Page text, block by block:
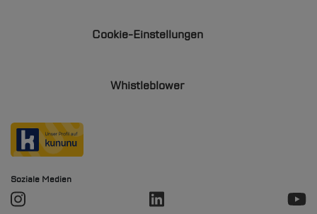
Cookie-Einstellungen
Whistleblower
Soziale Medien
Soziale Medien